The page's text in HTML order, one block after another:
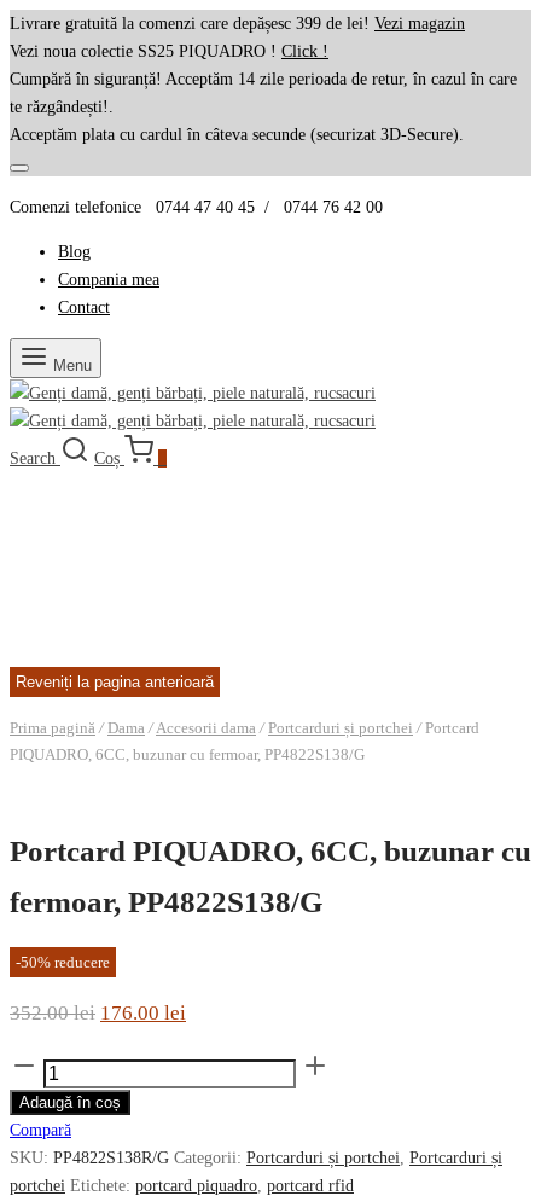
Livrare gratuită la comenzi care depășesc 399 de lei! Vezi magazin
Vezi noua colectie SS25 PIQUADRO ! Click !
Cumpără în siguranță! Acceptăm 14 zile perioada de retur, în cazul în care
te răzgândești!.
Acceptăm plata cu cardul în câteva secunde (securizat 3D-Secure).
Comenzi telefonice 0744 47 40 45 / 0744 76 42 00
Blog
Compania mea
Contact
Menu
Search Coș
Prima pagină / Dama /Accesorii dama / Portcarduri și portchei /Portcard
PIQUADRO, 6CC, buzunar cu fermoar, PP4822S138/G
Portcard PIQUADRO, 6CC, buzunar cu
fermoar, PP4822S138/G
-50% reducere
352.00lei Prețul
fost:
352.00 lei.
176.00 lei
Cantitate
Portcard
PIQUADRO,
Adaugă în coș
Compară
SKU: PP4822S138R/G Categorii: Portcarduri și portchei Portcarduri și
portchei Etichete: portcard piquadro portcard rfid